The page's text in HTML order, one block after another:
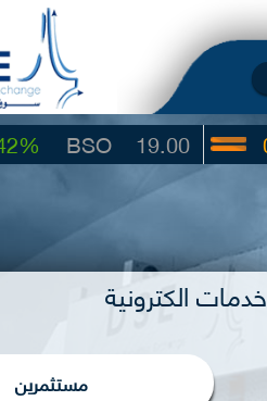
19.00
BSO 0.00%
خدمات الكترونية
مستثمرين